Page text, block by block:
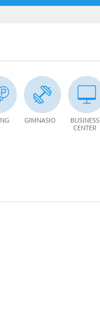
GIMNASIO
BUSINESS
CENTER